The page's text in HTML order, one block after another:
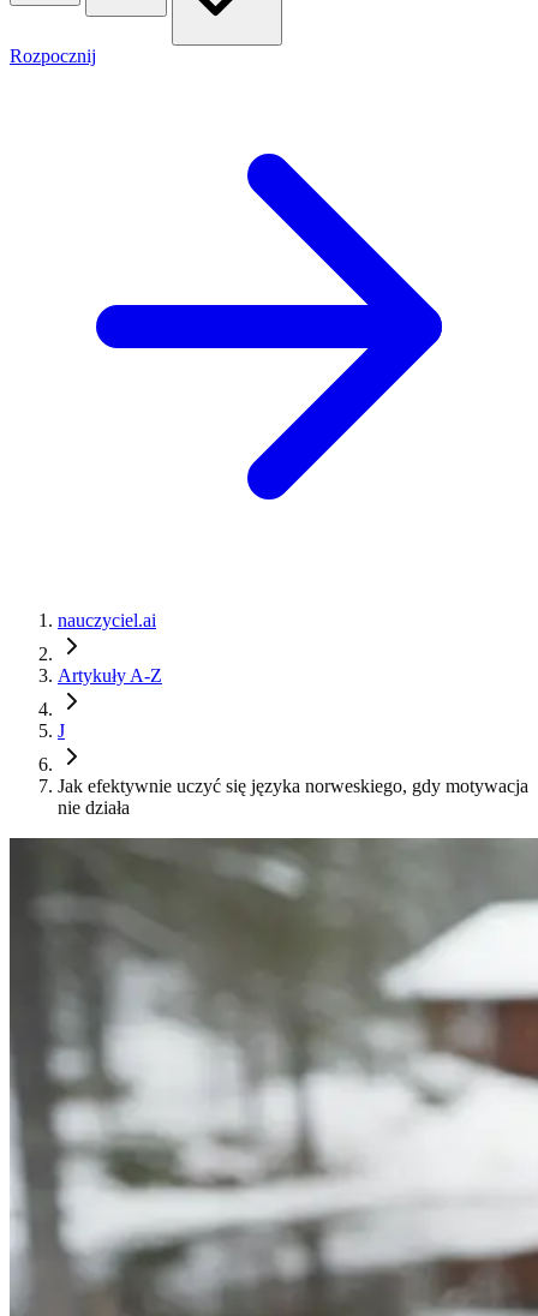
Rozpocznij
nauczyciel.ai
Artykuły A-Z
J
Jak efektywnie uczyć się języka norweskiego, gdy motywacja
nie działa